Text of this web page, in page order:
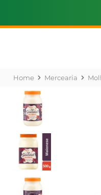
Mercearia